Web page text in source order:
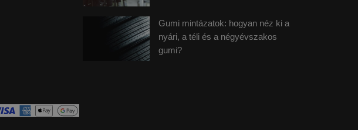
Gumi mintázatok: hogyan néz ki a
nyári, a téli és a négyévszakos
gumi?